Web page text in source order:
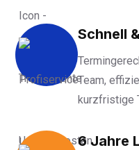
Schnell
Team,
kurzfristige
6 Jahre